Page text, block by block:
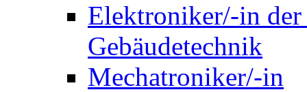
Elektroniker/-in
Gebäudetechnik
Mechatroniker/-in